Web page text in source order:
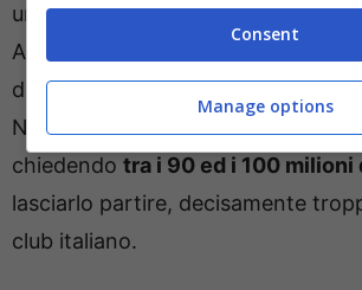
una possibile asta di certo
Ad oggi, dunque, pensare ad un
di Tonali è molto difficile,
Newcastle al momento sta
chiedendo tra i 90 ed i 100 milioni
lasciarlo partire, decisamente
club italiano.
Consent
Manage options